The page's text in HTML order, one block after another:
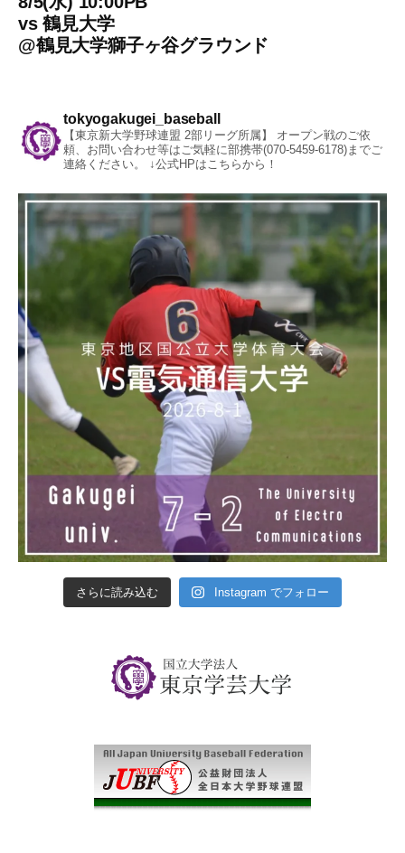
vs鶴見大学
@鶴見大学獅子ヶ谷グラウンド
tokyogakugei_baseball
【東京新大学野球連盟 2部リーグ所属】
オープン戦のご依
頼、お問い合わせ等はご気軽に部携帯(070-5459-6178)までご
連絡ください。
↓公式HPはこちらから！
さらに読み込む Instagram でフォロー